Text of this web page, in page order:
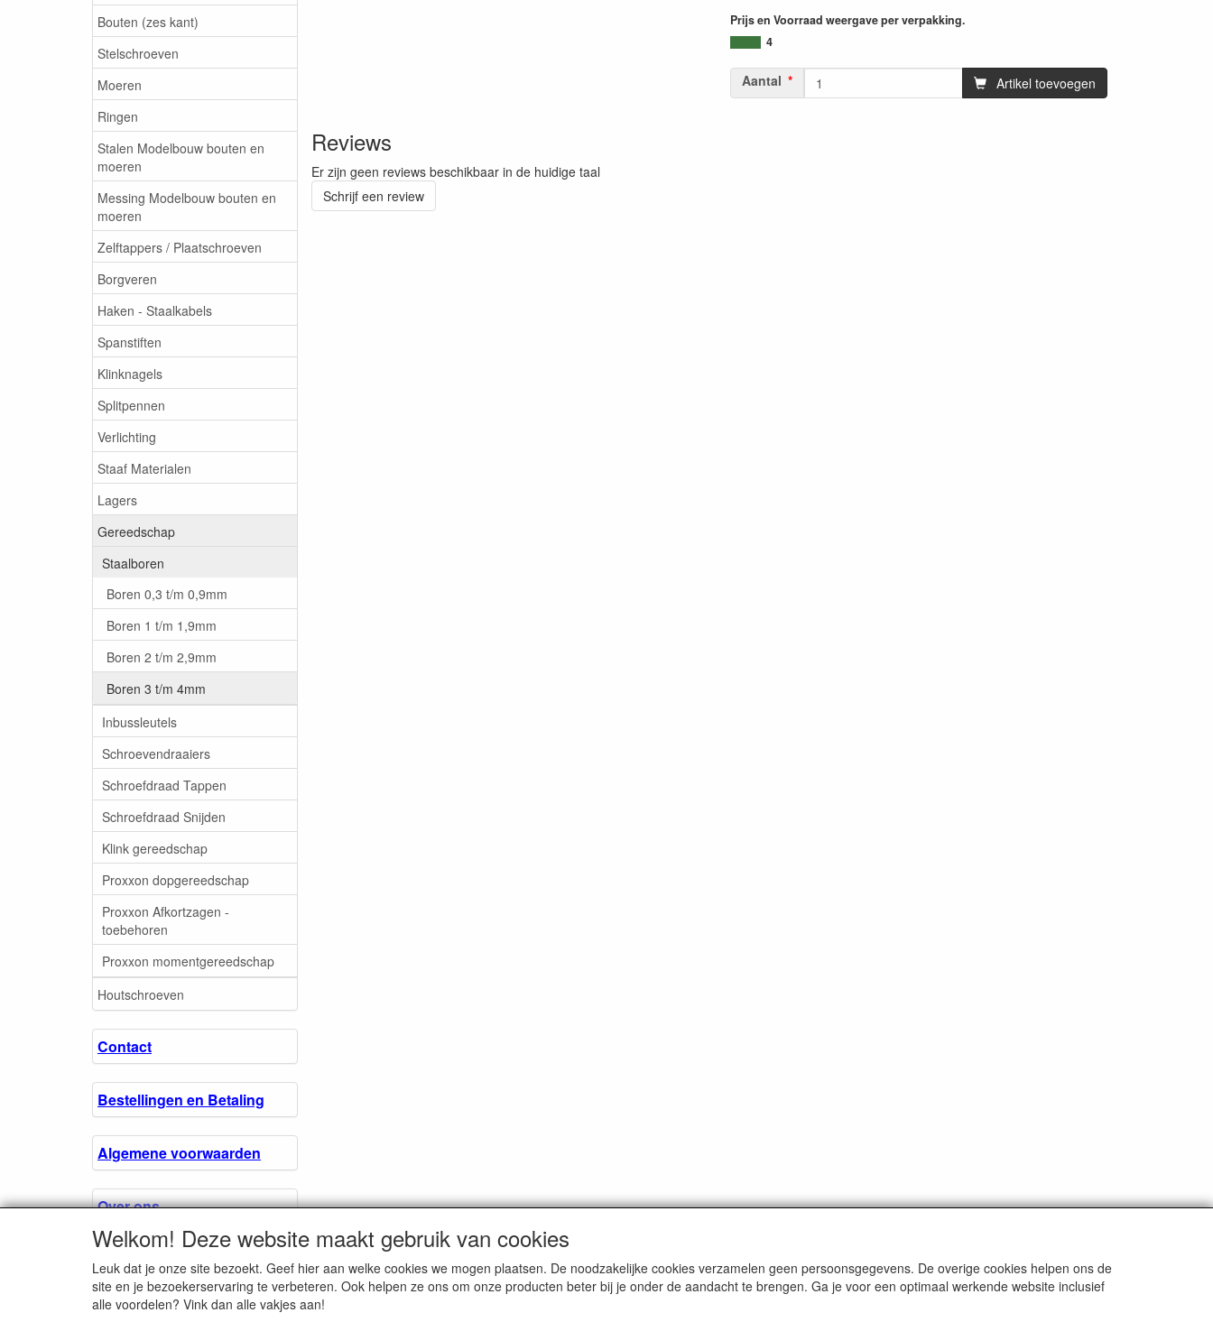
Bouten (zes kant)
Stelschroeven
Moeren
Ringen
Stalen Modelbouw bouten en
moeren
Messing Modelbouw bouten en
moeren
Zelftappers / Plaatschroeven
Borgveren
Haken - Staalkabels
Spanstiften
Klinknagels
Splitpennen
Verlichting
Staaf Materialen
Lagers
Gereedschap
Staalboren
Boren 0,3 t/m 0,9mm
Boren 1 t/m 1,9mm
Boren 2 t/m 2,9mm
Boren 3 t/m 4mm
Inbussleutels
Schroevendraaiers
Schroefdraad Tappen
Schroefdraad Snijden
Klink gereedschap
Proxxon dopgereedschap
Proxxon Afkortzagen -
toebehoren
Proxxon momentgereedschap
Houtschroeven
Contact
Bestellingen en Betaling
Algemene voorwaarden
Over ons.
Privacyverklaring
Prijs en Voorraad weergave per verpakking.
4
Aantal Artikel toevoegen
Reviews
Er zijn geen reviews beschikbaar in de huidige taal
Schrijf een review
Welkom! Deze website maakt gebruik van cookies
Leuk dat je onze site bezoekt. Geef hier aan welke cookies we mogen plaatsen. De noodzakelijke cookies verzamelen geen persoonsgegevens. De overige cookies helpen ons de
site en je bezoekerservaring te verbeteren. Ook helpen ze ons om onze producten beter bij je onder de aandacht te brengen. Ga je voor een optimaal werkende website inclusief
alle voordelen? Vink dan alle vakjes aan!